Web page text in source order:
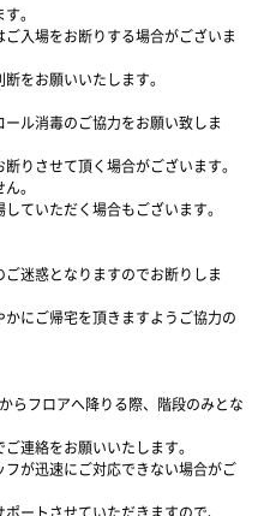
。
入場をお断りする場合がございま
をお願いいたします。
ル消毒のご協力をお願い致しま
りさせて頂く場合がございます。
。
ていただく場合もございます。
迷惑となりますのでお断りしま
にご帰宅を頂きますようご協力の
らフロアへ降りる際、階段のみとな
連絡をお願いいたします。
が迅速にご対応できない場合がご